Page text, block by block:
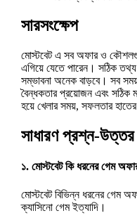
সারসংক্ষেপ
মোস্টবেট এ সব অফার ও
এগিয়ে যেতে পারেন। সঠিক
সম্ভাবনা অনেক বাড়বে। সব
বৈন্ধকতার প্রয়োজন এবং সঠিক
হয়ে খেলার সময়, সফলতার
সাধারণ প্রশ্ন-উত্তর
১. মোস্টবেট কি ধরনের গেম
মোস্টবেট বিভিন্ন ধরনের গেম
ক্যাসিনো গেম ইত্যাদি।